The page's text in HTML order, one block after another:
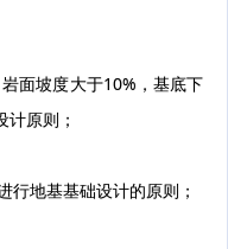
面坡度大于10%，基底下
原则；
行地基基础设计的原则；